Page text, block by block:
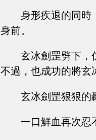
身形疾退的同時
身前。
玄冰劍罡劈下，
不過，也成功的將玄
玄冰劍罡狠狠的
一口鮮血再次忍